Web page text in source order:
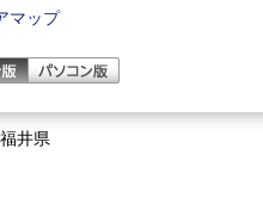
マップ
井県